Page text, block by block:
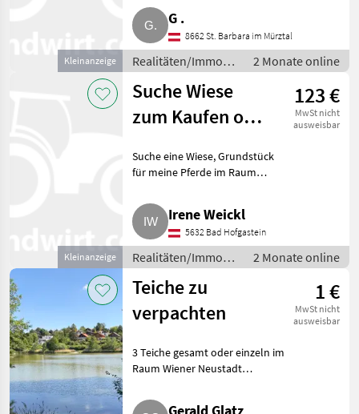
Kleinanzeige
Sonstige Immobilien
G .
8662 St. Barbara im Mürztal
Realitäten/Immobilien
/ Sonstige
Immobilien
2 Monate online
Kleinanzeige
Suche Wiese
zum Kaufen oder
123 €
MwSt nicht
ausweisbar
Suche eine Wiese, Grundstück
für meine Pferde im Raum
Realitäten/Immobilien Sonstige
ImmobilienIrene Weickl
5632 Bad Hofgastein
Realitäten/Immobilien
/ Sonstige
Immobilien
2 Monate online
Teiche zu
verpachten
1 €
MwSt nicht
ausweisbar
3 Teiche gesamt oder einzeln im
Raum Wiener Neustadt
Größe: 1, 8 ha, 1, 3ha und 0, 1 ha